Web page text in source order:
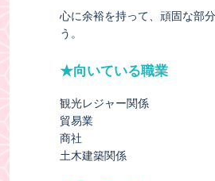
心に余裕を持って、頑固な部
う。
★向いている職業
観光レジャー関係
貿易業
商社
土木建築関係